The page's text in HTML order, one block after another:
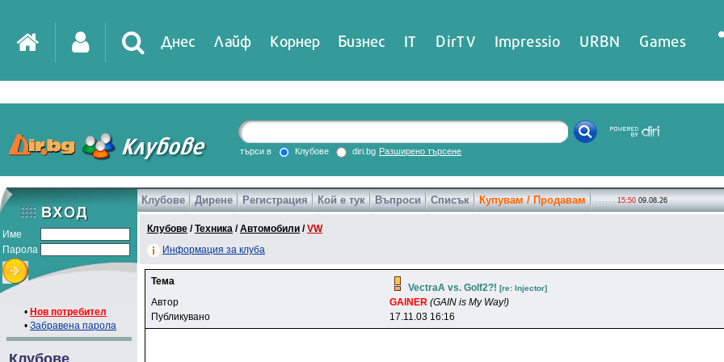
Днес Лайф Корнер Бизнес IT DirTV Impressio URBN Games
търси в Клубове diri.bg Разширено търсене
Име
Парола
• Нов потребител
• Забравена парола
Клубове
Клубове Дирене Регистрация Кой е тук Въпроси Списък Купувам / Продавам 15:50 09.08.26
Клубове /Техника /Автомобили /VW
Информация за клуба
Тема
VectraA vs. Golf2?! [re: lnjector]
Автор GAlNER (GAIN is My Way!)
Публикувано
17.11.03 16:16